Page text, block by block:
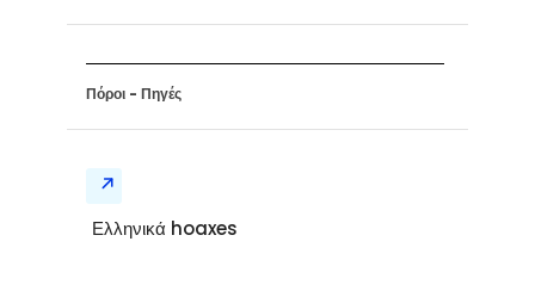
Πόροι - Πηγές
Ελληνικά hoaxes